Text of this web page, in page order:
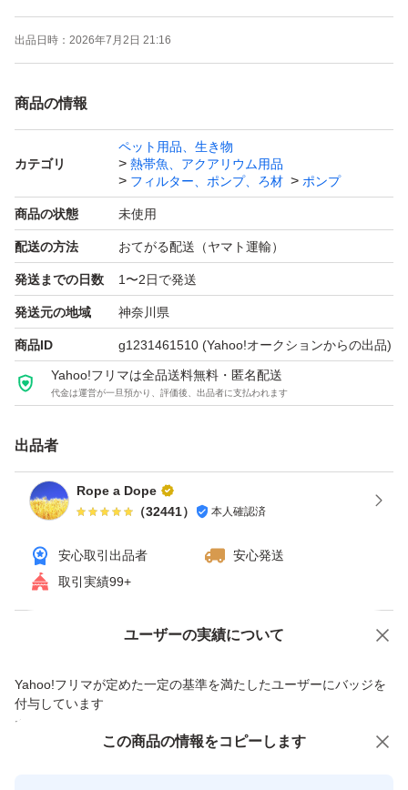
販売実績あります（4～30分岐管 合計で）。
HI管（耐衝撃性硬質塩ビ管）。 黒と紺の間くらいの色で
す）。
ック位置、角度は多少のバラツキあります（写真はサンプ
ルですが ほぼ同等です）。 塩ビ管、ホースは部分的に印
字あります。
塩ビ管 外径 18mm。 エアーコック部は内径4mmのソフト
チューブ（エアーチューブ、エアーホース）で接続可能で
す。
エアーコックはネジ締めしています。 キャップと共に接
着はしていません。気になる場合は接着してください。
複数または他の分岐数をご希望の場合は質問欄から要望く
エアーストーン等、アクア用品いろいろ出品しています。
クーポン使える場合、使うとお得です。ヤフオクは「ゴー
ルドクーポン」。 月による場合ありますが週末（土・
日）にもらえる事が多いです。 カテゴリ限定等、実施し
ていない場合ありますので期間・価格など条件の詳細は検
ご注意ください。
る（今までと変わらなければ土・日にもらえます）。ヤフ
オクゴールドクーポンで検索すれば出てきます。 ヤフオ
クアプリやPCのオークションページの入札（今すぐ落
出品日時： 2026年7月2日 21:16
商品の情報
カテゴリ
ペット用品、生き物
熱帯魚、アクアリウム用品
フィルター、ポンプ、ろ材
ポンプ
商品の状態 未使用
配送の方法 おてがる配送（ヤマト運輸）
発送までの日数 1〜2日で発送
発送元の地域 神奈川県
商品ID g1231461510 (Yahoo!オークションからの出品)
Yahoo!フリマは全品送料無料・匿名配送
代金は運営が一旦預かり、評価後、出品者に支払われます
出品者
Rope a Dope
（32441） 本人確認済
安心取引出品者
安心発送
取引実績99+
ユーザーの実績について
Yahoo!フリマが定めた一定の基準を満たしたユーザーにバッジを
付与しています
安心取引出品者
Yahoo!オークションで出品した商品のため一部機能は利用できません
商品への質問からの値下げ交渉、不適切なカテゴリ変更依頼は禁止です
この商品の情報をコピーします
この商品をみている人にオススメ